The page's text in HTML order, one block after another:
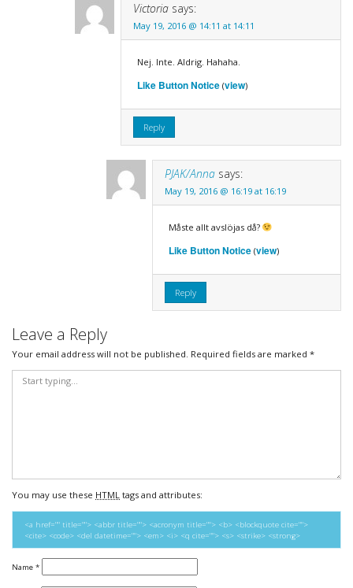
Victoria says:
May 19, 2016 @ 14:11 at 14:11
Nej. Inte. Aldrig. Hahaha.
Like Button Notice(view)
Reply
PJAK/Anna says:
May 19, 2016 @ 16:19 at 16:19
Måste allt avslöjas då?
Like Button Notice(view)
Reply
Leave a Reply
Your email address will not be published. Required fields are marked *
You may use these HTML tags and attributes:
<a href="" title=""> <abbr title=""> <acronym title=""> <b> <blockquote cite="">
<cite> <code> <del datetime=""> <em> <i> <q cite=""> <s> <strike> <strong>
Name *